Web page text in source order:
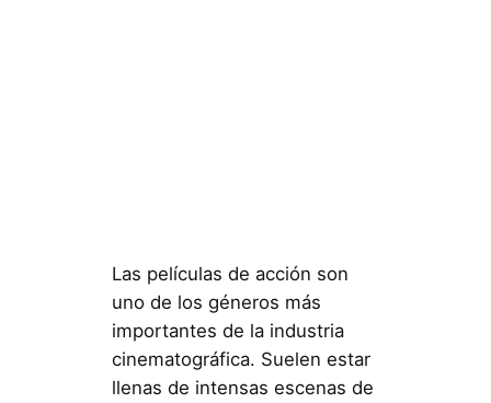
Las películas de acción son
uno de los géneros más
importantes de la industria
cinematográfica. Suelen estar
llenas de intensas escenas de